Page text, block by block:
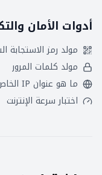
أدوات الأمان
مولد رمز الاستجابة
مولد كلمات المرور
ما هو عنوان IP الخاص بي
اختبار سرعة الإنترنت